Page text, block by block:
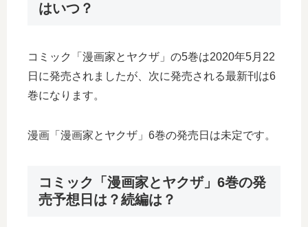
はいつ？
コミック「漫画家とヤクザ」の5巻は2020年5月22
日に発売されましたが、次に発売される最新刊は6
巻になります。
漫画「漫画家とヤクザ」6巻の発売日は未定です。
コミック「漫画家とヤクザ」6巻の発
売予想日は？続編は？